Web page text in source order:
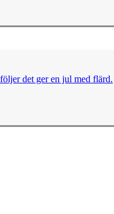
det ger en jul med flärd.